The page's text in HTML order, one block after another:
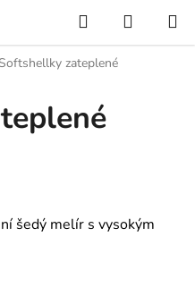
Hledat
KOŠÍK
Softshellky zateplené
šedý melír s vysokým